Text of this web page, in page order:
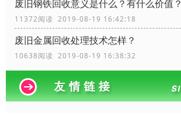
废旧钢铁回收​意义是什么？有什么价值？
11372阅读 2019-08-19 16:42:18
废旧金属回收处理技术怎样？
10638阅读 2019-08-19 16:38:32